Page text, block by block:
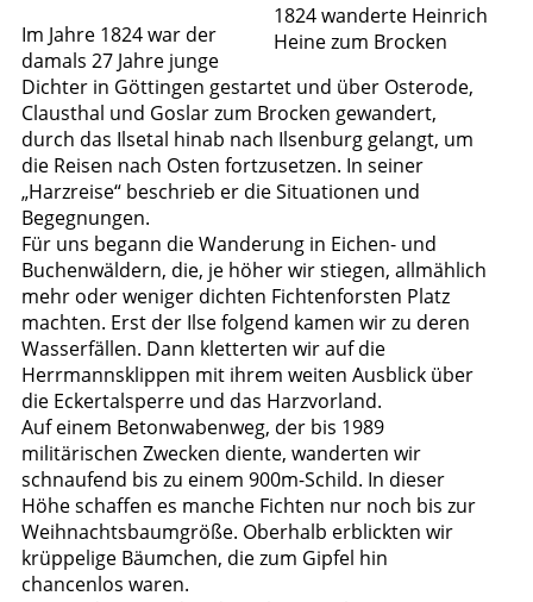
1824 wanderte Heinrich
Heine zum Brocken
Im Jahre 1824 war der
damals 27 Jahre junge
Dichter in Göttingen gestartet und über Osterode,
Clausthal und Goslar zum Brocken gewandert,
durch das Ilsetal hinab nach Ilsenburg gelangt, um
die Reisen nach Osten fortzusetzen. In seiner
„Harzreise“ beschrieb er die Situationen und
Begegnungen.
Für uns begann die Wanderung in Eichen- und
Buchenwäldern, die, je höher wir stiegen, allmählich
mehr oder weniger dichten Fichtenforsten Platz
machten. Erst der Ilse folgend kamen wir zu deren
Wasserfällen. Dann kletterten wir auf die
Herrmannsklippen mit ihrem weiten Ausblick über
die Eckertalsperre und das Harzvorland.
Auf einem Betonwabenweg, der bis 1989
militärischen Zwecken diente, wanderten wir
schnaufend bis zu einem 900m-Schild. In dieser
Höhe schaffen es manche Fichten nur noch bis zur
Weihnachtsbaumgröße. Oberhalb erblickten wir
krüppelige Bäumchen, die zum Gipfel hin
chancenlos waren.